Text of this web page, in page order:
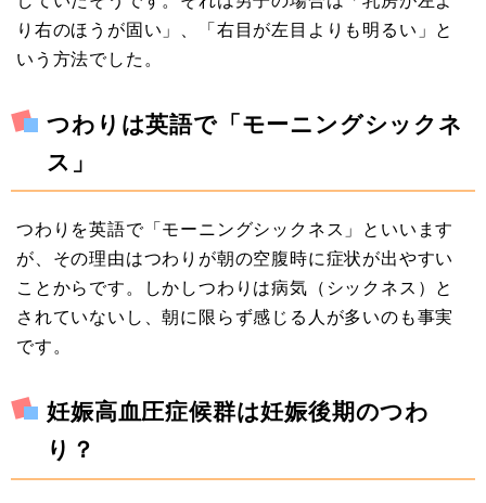
り右のほうが固い」、「右目が左目よりも明るい」と
いう方法でした。
つわりは英語で「モーニングシックネ
ス」
つわりを英語で「モーニングシックネス」といいます
が、その理由はつわりが朝の空腹時に症状が出やすい
ことからです。しかしつわりは病気（シックネス）と
されていないし、朝に限らず感じる人が多いのも事実
です。
妊娠高血圧症候群は妊娠後期のつわ
り？